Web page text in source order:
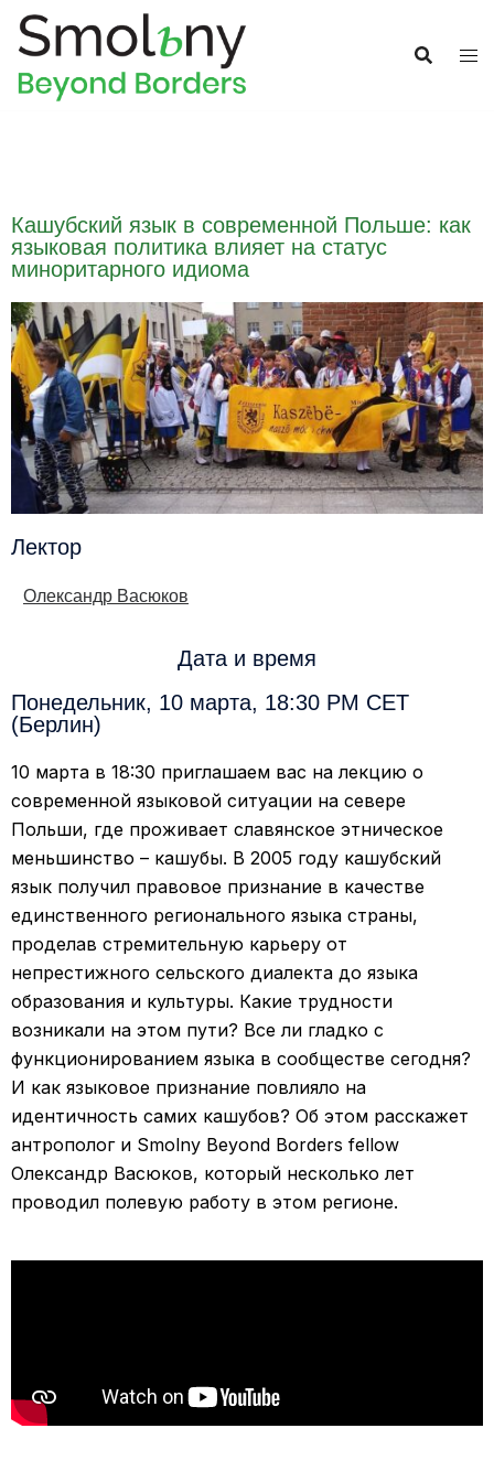
Кашубский язык в современной Польше: как
языковая политика влияет на статус
миноритарного идиома
Лектор
Олександр Васюков
Дата и время
Понедельник, 10 марта, 18:30 PM CET
(Берлин)
10 марта в 18:30 приглашаем вас на лекцию о
современной языковой ситуации на севере
Польши, где проживает славянское этническое
меньшинство – кашубы. В 2005 году кашубский
язык получил правовое признание в качестве
единственного регионального языка страны,
проделав стремительную карьеру от
непрестижного сельского диалекта до языка
образования и культуры. Какие трудности
возникали на этом пути? Все ли гладко с
функционированием языка в сообществе сегодня?
И как языковое признание повлияло на
идентичность самих кашубов? Об этом расскажет
антрополог и Smolny Beyond Borders fellow
Олександр Васюков, который несколько лет
проводил полевую работу в этом регионе.